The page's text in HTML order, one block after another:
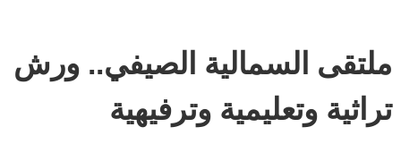
ملتقى السمالية الصيفي.. ورش
تراثية وتعليمية وترفيهية